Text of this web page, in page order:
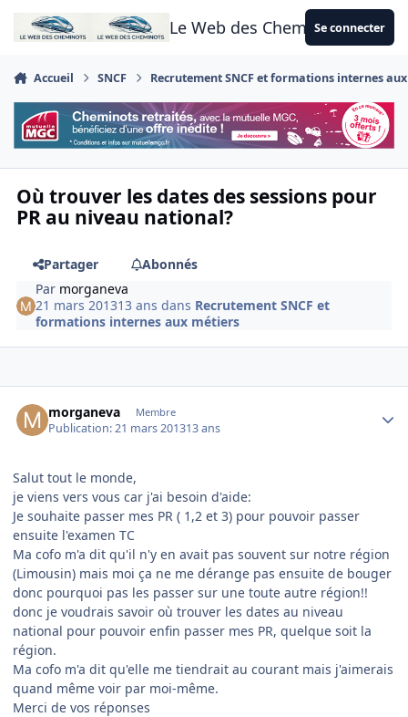
Aller au contenu
Le Web des CheminotsSe connecter
Accueil SNCF Recrutement SNCF et formations internes
Où trouver les dates des sessions pour
PR au niveau national?
Partager
Abonnés
Par morganeva
21 mars 201313 ans dans Recrutement SNCF et
formations internes aux métiers
morganeva Membre
Publication:21 mars 201313 ans
Salut tout le monde,
je viens vers vous car j'ai besoin d'aide:
Je souhaite passer mes PR ( 1,2 et 3) pour pouvoir passer
ensuite l'examen TC
Ma cofo m'a dit qu'il n'y en avait pas souvent sur notre région
(Limousin) mais moi ça ne me dérange pas ensuite de bouger
donc pourquoi pas les passer sur une toute autre région!!
donc je voudrais savoir où trouver les dates au niveau
national pour pouvoir enfin passer mes PR, quelque soit la
région.
Ma cofo m'a dit qu'elle me tiendrait au courant mais j'aimerais
quand même voir par moi-même.
Merci de vos réponses